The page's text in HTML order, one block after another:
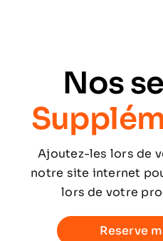
Nos
Ajoutez-les lors de
notre site internet
lors de votre
Reserve